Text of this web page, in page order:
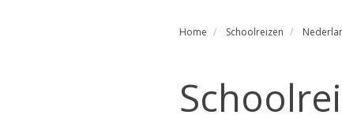
Home Schoolreizen